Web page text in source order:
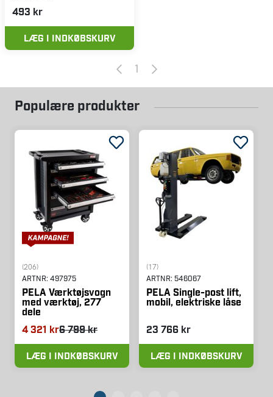
493 kr
LÆG I INDKØBSKURV
1
Populære produkter
(206)
ARTNR: 497975
PELA Værktøjsvogn
med værktøj, 277
dele
4 321 kr6 799 kr
LÆG I INDKØBSKURV
(17)
ARTNR: 546067
PELA Single-post lift,
mobil, elektriske låse
23 766 kr
LÆG I INDKØBSKURV